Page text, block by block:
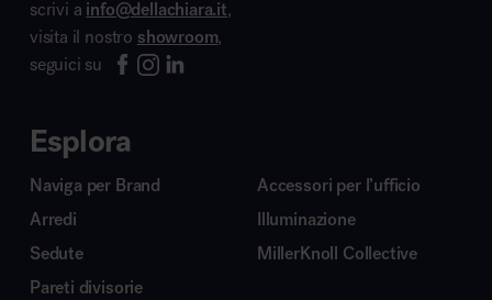
scrivi a info@dellachiara.it,
visita il nostro showroom,
seguici su
Esplora
Naviga per Brand
Arredi
Sedute
Pareti divisorie
Accessori per l’ufficio
Illuminazione
MillerKnoll Collective